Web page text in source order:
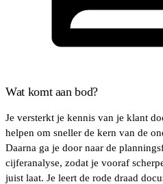
Wat komt aan bod?
Je versterkt je kennis van je klant
helpen om sneller de kern van de
Daarna ga je door naar de
cijferanalyse, zodat je vooraf
juist laat. Je leert de rode draad